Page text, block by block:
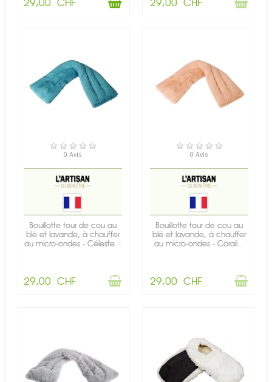
29,00 CHF 29,00 CHF
RUPTURE DE STOCK
0 Avis
Bouillotte tour de cou au
blé et lavande, à chauffer
au micro-ondes - Céleste...
29,00 CHF
RUPTURE DE STOCK
0 Avis
Bouillotte tour de cou au
blé et lavande, à chauffer
au micro-ondes - Corail...
29,00 CHF